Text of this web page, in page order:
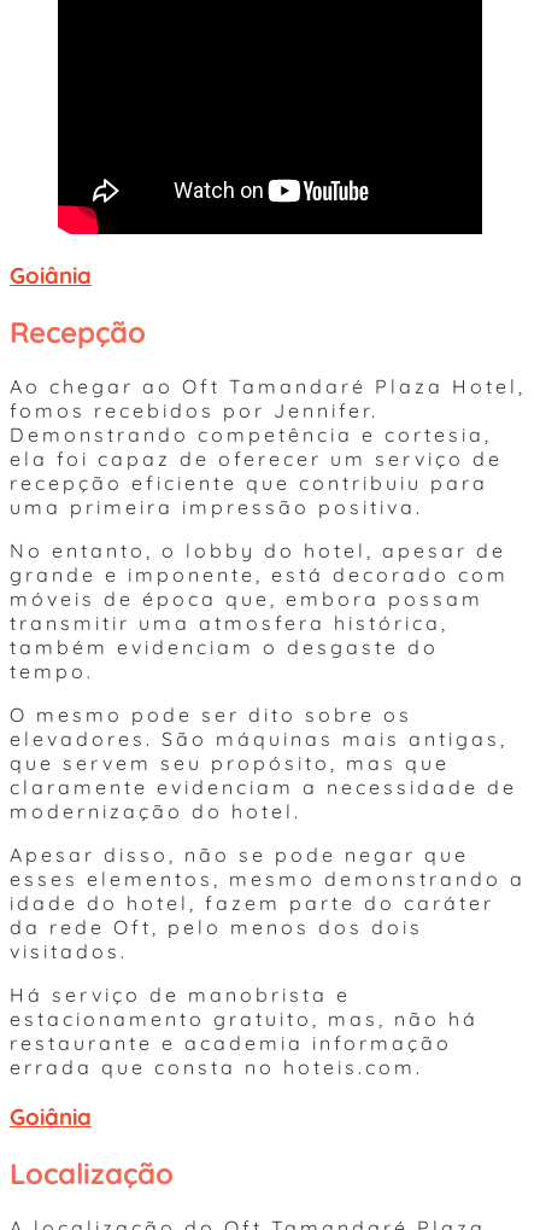
Goiânia
Recepção
Ao chegar ao Oft Tamandaré Plaza Hotel,
fomos recebidos por Jennifer.
Demonstrando competência e cortesia,
ela foi capaz de oferecer um serviço de
recepção eficiente que contribuiu para
uma primeira impressão positiva.
No entanto, o lobby do hotel, apesar de
grande e imponente, está decorado com
móveis de época que, embora possam
transmitir uma atmosfera histórica,
também evidenciam o desgaste do
tempo.
O mesmo pode ser dito sobre os
elevadores. São máquinas mais antigas,
que servem seu propósito, mas que
claramente evidenciam a necessidade de
modernização do hotel.
Apesar disso, não se pode negar que
esses elementos, mesmo demonstrando a
idade do hotel, fazem parte do caráter
da rede Oft, pelo menos dos dois
visitados.
Há serviço de manobrista e
estacionamento gratuito, mas, não há
restaurante e academia informação
errada que consta no hoteis.com.
Goiânia
Localização